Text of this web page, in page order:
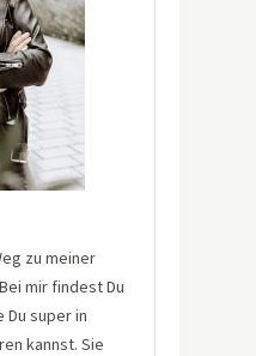
zu meiner
mir findest Du
super in
kannst. Sie